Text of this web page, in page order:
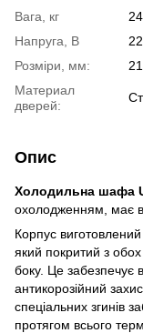
Вага, кг
Напруга, В
Розміри, мм:
Материал
дверей:
Опис
Холодильна шафа
охолодженням, має
Корпус
який покритий з
боку. Це забезпечує
антикорозійний
спеціальних згинів
протягом всього